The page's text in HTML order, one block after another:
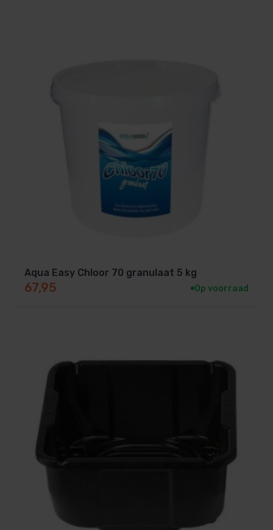
Aqua Easy Chloor 70 granulaat 5 kg
67,95 Op voorraad